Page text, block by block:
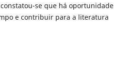
se que há oportunidade
e contribuir para a literatura